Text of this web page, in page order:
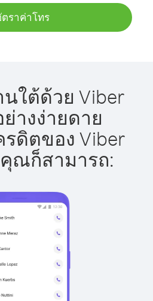
ราค่าโทร
ใต้ด้วย Viber
างง่ายดาย
ดิตของ Viber
ณก็สามารถ: